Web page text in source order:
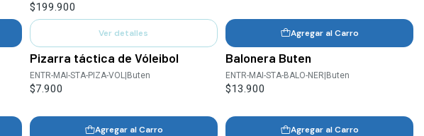
$199.900
Ver detalles Agregar al Carro
Pizarra táctica de Vóleibol
ENTR-MAI-STA-PIZA-VOL|Buten
$7.900
Agregar al Carro
Balonera Buten
ENTR-MAI-STA-BALO-NER|Buten
$13.900
Agregar al Carro